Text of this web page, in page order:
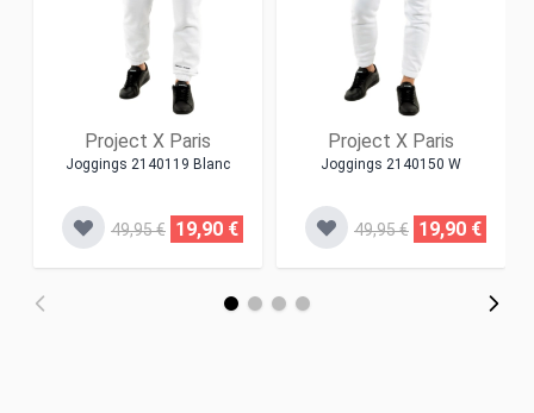
Project X Paris
Joggings 2140119 Blanc
49,95 € 19,90 €
Project X Paris
Joggings 2140150 W
49,95 € 19,90 €